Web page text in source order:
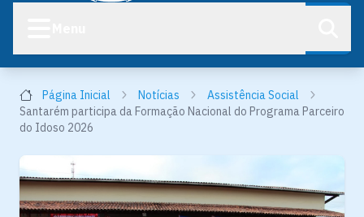
Página Inicial Notícias
Assistência Social
Santarém participa da Formação Nacional do Programa Parceiro
do Idoso 2026